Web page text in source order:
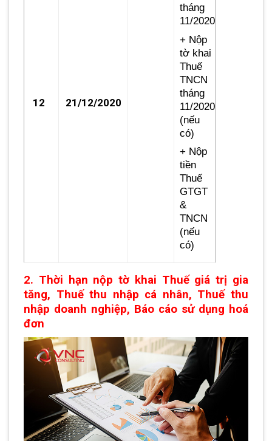
12 21/12/2020
tháng
11/2020
+ Nộp
tờ khai
Thuế
TNCN
tháng
11/2020
(nếu
có)
+ Nộp
tiền
Thuế
GTGT
&
TNCN
(nếu
có)
2. Thời hạn nộp tờ khai Thuế giá trị gia
tăng, Thuế thu nhập cá nhân, Thuế thu
nhập doanh nghiệp, Báo cáo sử dụng hoá
đơn